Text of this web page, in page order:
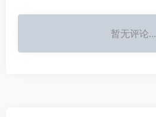
暂无评论...